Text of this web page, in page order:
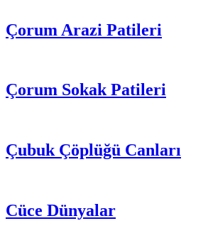
Çorum Arazi Patileri
Çorum Sokak Patileri
Çubuk Çöplüğü Canları
Cüce Dünyalar